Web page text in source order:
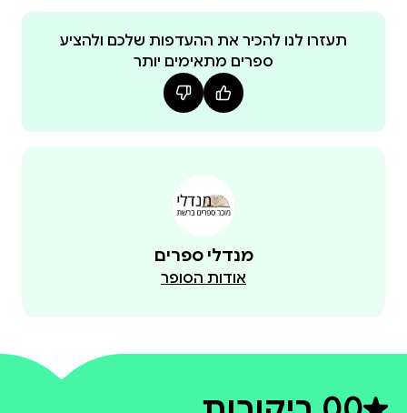
תעזרו לנו להכיר את ההעדפות שלכם ולהציע
ספרים מתאימים יותר
מנדלי ספרים
אודות הסופר